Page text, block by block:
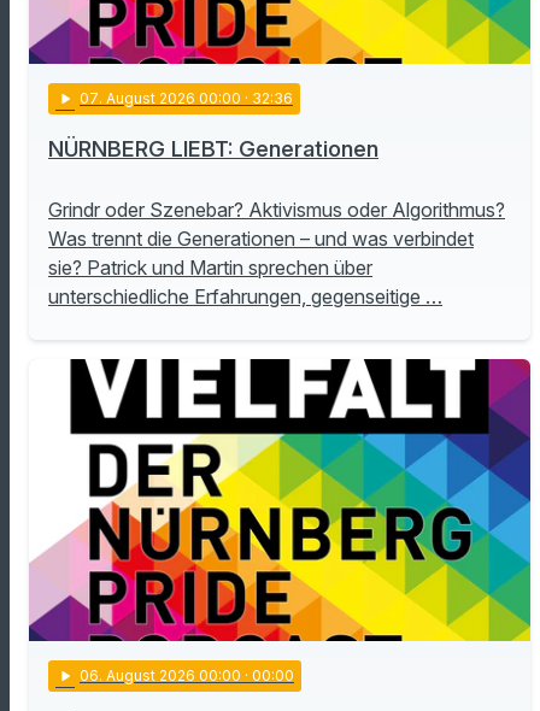
play_arrow 07. August 2026 00:00 · 32:36
NÜRNBERG LIEBT: Generationen
Grindr oder Szenebar? Aktivismus oder Algorithmus?
Was trennt die Generationen – und was verbindet
sie? Patrick und Martin sprechen über
unterschiedliche Erfahrungen, gegenseitige …
play_arrow 06. August 2026 00:00 · 00:00